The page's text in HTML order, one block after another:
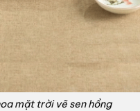
mặt trời vẽ sen hồng